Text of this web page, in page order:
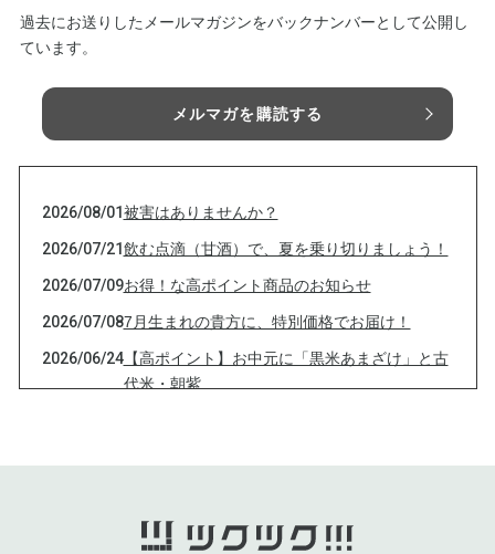
過去にお送りしたメールマガジンをバックナンバーとして公開し
ています。
メルマガを購読する
2026/08/01被害はありませんか？
2026/07/21飲む点滴（甘酒）で、夏を乗り切りましょう！
2026/07/09お得！な高ポイント商品のお知らせ
2026/07/087月生まれの貴方に、特別価格でお届け！
2026/06/24【高ポイント】お中元に「黒米あまざけ」と古
代米・朝紫
お得な商品のご紹介